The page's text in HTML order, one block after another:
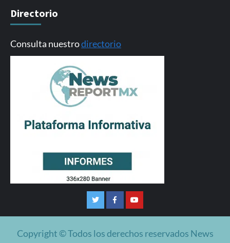
Directorio
Consulta nuestrodirectorio
TwitterFacebookYoutube
Copyright © Todos los derechos reservados News